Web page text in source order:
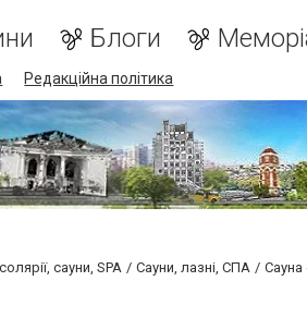
Блоги
Редакційна політика
сауни, SPA Сауни, лазні, СПА Сауна